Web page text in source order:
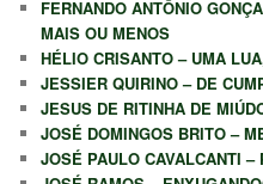
FERNANDO ANTÔNIO
MAIS OU MENOS
HÉLIO CRISANTO – UMA
JESSIER QUIRINO – DE
JESUS DE RITINHA DE
JOSÉ DOMINGOS BRITO –
JOSÉ PAULO CAVALCANTI